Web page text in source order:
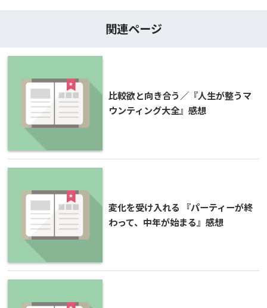
関連ページ
比較欲と向き合う／『人生が整うマ
ウンティング大全』感想
変化を受け入れる 『パーティーが終
わって、中年が始まる』感想